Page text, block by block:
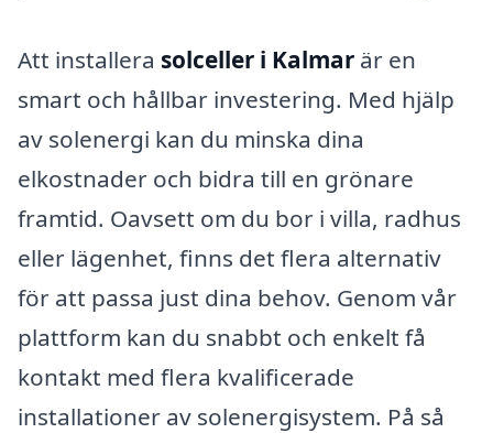
Att installera solceller i Kalmar är en
smart och hållbar investering. Med hjälp
av solenergi kan du minska dina
elkostnader och bidra till en grönare
framtid. Oavsett om du bor i villa, radhus
eller lägenhet, finns det flera alternativ
för att passa just dina behov. Genom vår
plattform kan du snabbt och enkelt få
kontakt med flera kvalificerade
installationer av solenergisystem. På så